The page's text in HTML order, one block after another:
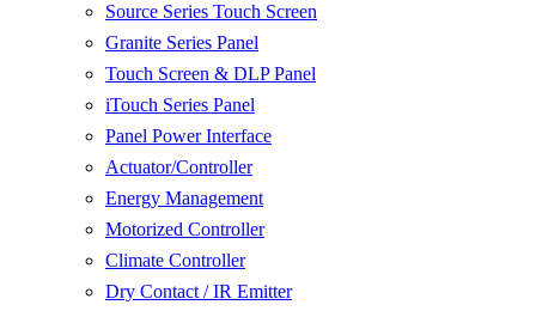
Source Series Touch Screen
Granite Series Panel
Touch Screen & DLP Panel
iTouch Series Panel
Panel Power Interface
Actuator/Controller
Energy Management
Motorized Controller
Climate Controller
Dry Contact / IR Emitter